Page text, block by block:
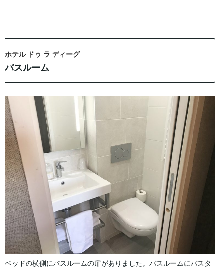
ホテル ドゥ ラ ディーグ
バスルーム
ベッドの横側にバスルームの扉がありました。バスルームにバスタ